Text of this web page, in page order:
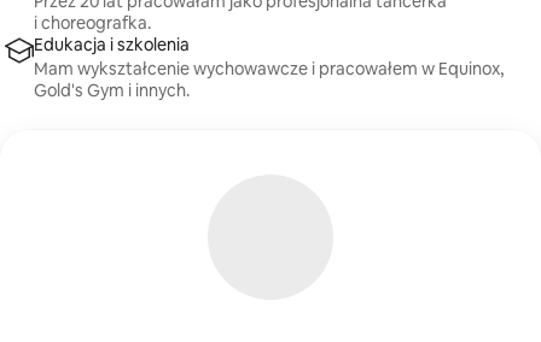
i choreografka.
Edukacja i szkolenia
Mam wykształcenie wychowawcze i pracowałem w Equinox,
Gold's Gym i innych.